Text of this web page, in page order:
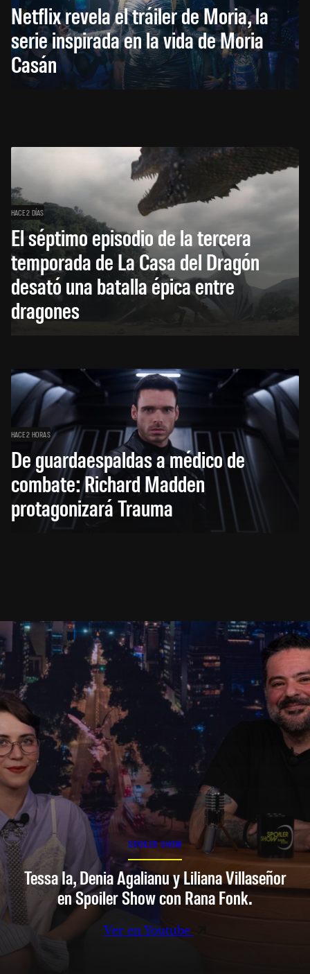
Netflix revela el tráiler de Moria, la
serie inspirada en la vida de Moria
Casán
HACE 2 DÍAS
El séptimo episodio de la tercera
temporada de La Casa del Dragón
desató una batalla épica entre
dragones
HACE 2 HORAS
De guardaespaldas a médico de
combate: Richard Madden
protagonizará Trauma
SPOILER SHOW
Tessa Ia, Denia Agalianu y Liliana Villaseñor
en Spoiler Show con Rana Fonk.
Ver en Youtube